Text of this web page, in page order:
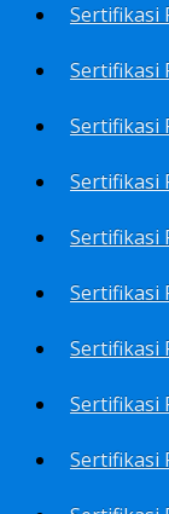
Sertifikasi
Sertifikasi
Sertifikasi
Sertifikasi